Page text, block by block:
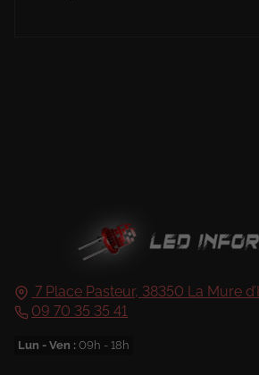
7 Place Pasteur, 38350 La Mure
09 70 35 35 41
Lun - Ven :09h - 18h